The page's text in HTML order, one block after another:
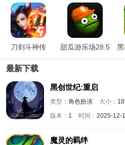
刀剑斗神传
甜瓜游乐场28.5
最新下载
黑创世纪:重启
类型： 角色扮演 大小：
版本： 1 时间： 2025-12-
魔灵的羁绊